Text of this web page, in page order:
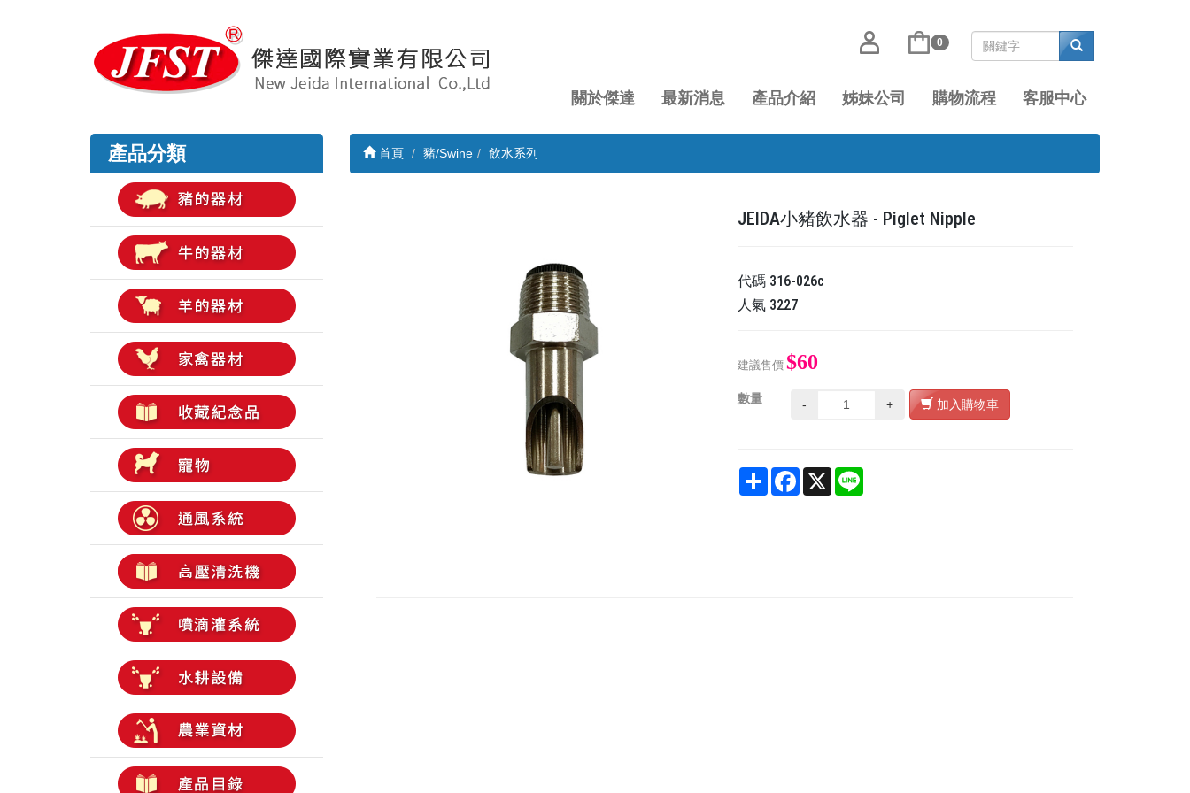
0
關於傑達 最新消息 產品介紹 姊妹公司 購物流程 客服中心
產品分類 首頁 豬/Swine 飲水系列
JEIDA小豬飲水器 - Piglet Nipple
代碼 316-026c
人氣 3227
建議售價 $60
數量 - + 加入購物車
Share Facebook
X